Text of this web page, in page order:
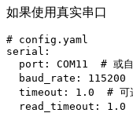
如果使用真实串口
# config.yaml
serial:
port: COM11  # 或自
baud_rate: 115200
timeout: 1.0  # 可
read_timeout: 1.0